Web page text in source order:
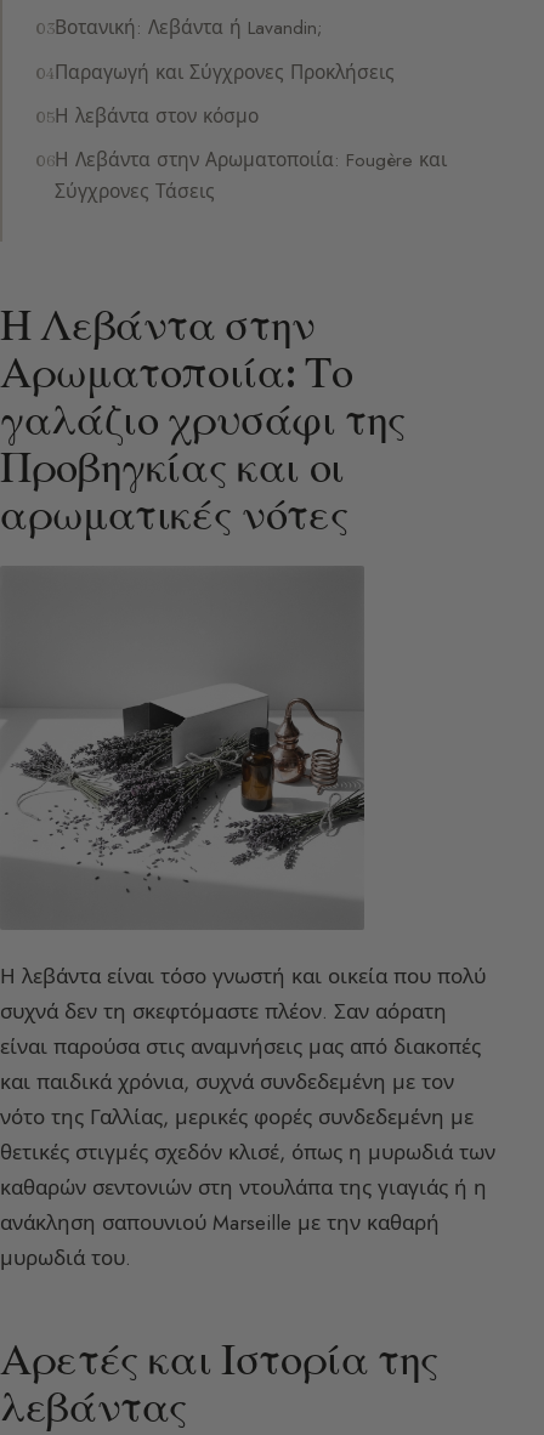
Βοτανική: Λεβάντα ή Lavandin;
Παραγωγή και Σύγχρονες Προκλήσεις
Η λεβάντα στον κόσμο
Η Λεβάντα στην Αρωματοποιία: Fougère και
Σύγχρονες Τάσεις
Η Λεβάντα στην
Αρωματοποιία: Το
γαλάζιο χρυσάφι της
Προβηγκίας και οι
αρωματικές νότες
Η λεβάντα είναι τόσο γνωστή και οικεία που πολύ
συχνά δεν τη σκεφτόμαστε πλέον. Σαν αόρατη
είναι παρούσα στις αναμνήσεις μας από διακοπές
και παιδικά χρόνια, συχνά συνδεδεμένη με τον
νότο της Γαλλίας, μερικές φορές συνδεδεμένη με
θετικές στιγμές σχεδόν κλισέ, όπως η μυρωδιά των
καθαρών σεντονιών στη ντουλάπα της γιαγιάς ή η
ανάκληση σαπουνιού Marseille με την καθαρή
μυρωδιά του.
Αρετές και Ιστορία της
λεβάντας